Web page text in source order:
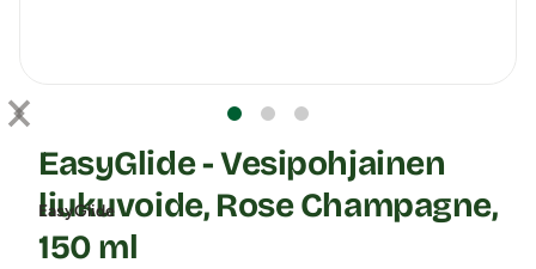
EasyGlide
EasyGlide - Vesipohjainen
liukuvoide, Rose Champagne,
150 ml